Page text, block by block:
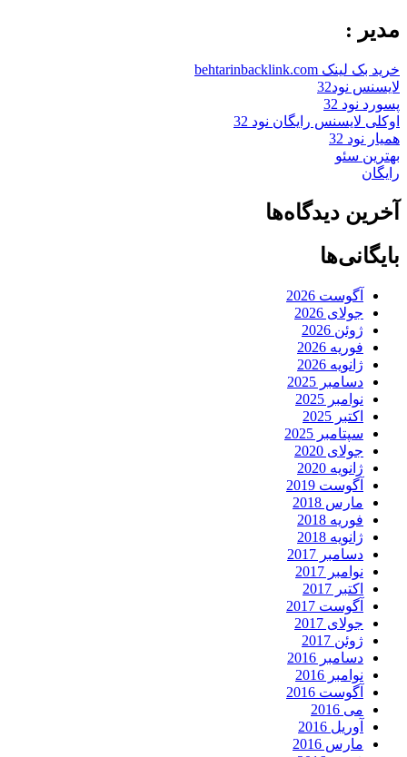
مدیر :
خرید بک لینک behtarinbacklink.com
لایسنس نود32
پسورد نود 32
اوکلی لایسنس رایگان نود 32
همیار نود 32
بهترین سئو
رایگان
آخرین دیدگاه‌ها
بایگانی‌ها
آگوست 2026
جولای 2026
ژوئن 2026
فوریه 2026
ژانویه 2026
دسامبر 2025
نوامبر 2025
اکتبر 2025
سپتامبر 2025
جولای 2020
ژانویه 2020
آگوست 2019
مارس 2018
فوریه 2018
ژانویه 2018
دسامبر 2017
نوامبر 2017
اکتبر 2017
آگوست 2017
جولای 2017
ژوئن 2017
دسامبر 2016
نوامبر 2016
آگوست 2016
می 2016
آوریل 2016
مارس 2016